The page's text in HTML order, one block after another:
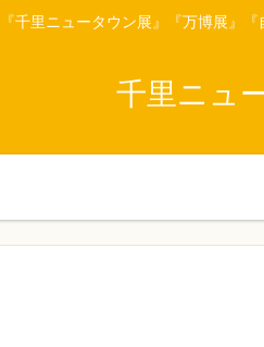
『千里ニュータウン展』『万博展』
千里ニュ